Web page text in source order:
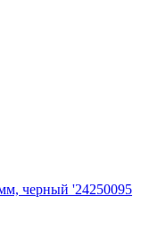
черный '24250095